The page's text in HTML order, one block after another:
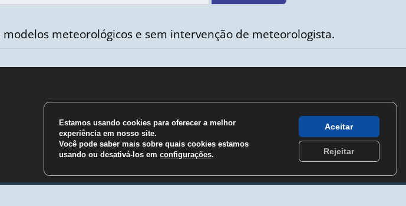
meteorológicos e sem intervenção de meteorologista.
Estamos usando cookies para oferecer a melhor
experiência em nosso site.
Você pode saber mais sobre quais cookies estamos
usando ou desativá-los em configurações.
Aceitar
Rejeitar